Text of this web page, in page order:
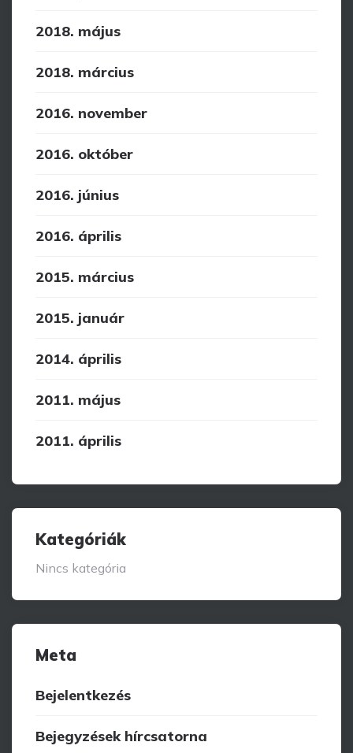
2018. május
2018. március
2016. november
2016. október
2016. június
2016. április
2015. március
2015. január
2014. április
2011. május
2011. április
Kategóriák
Nincs kategória
Meta
Bejelentkezés
Bejegyzések hírcsatorna